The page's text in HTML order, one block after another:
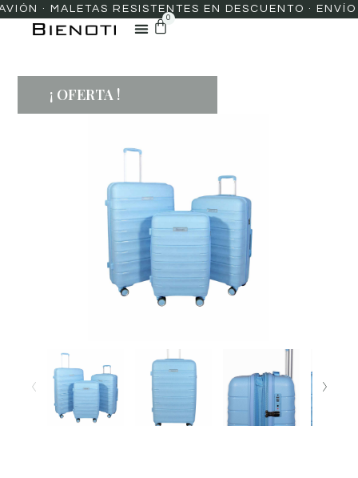
· MALETAS RESISTENTES EN DESCUENTO · ENVÍO
0
¡ OFERTA !